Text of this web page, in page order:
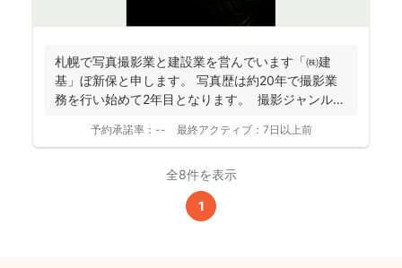
札幌で写真撮影業と建設業を営んでいます「㈱建
基」ぼ新保と申します。 写真歴は約20年で撮影業
務を行い始めて2年目となります。 撮影ジャンルは
予約承諾率： -- 最終アクティブ： 7日以上前
全8件を表示
1